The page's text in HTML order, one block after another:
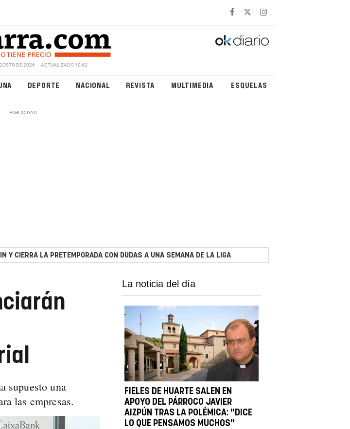
DE 2026 ACTUALIZADO 10:42
DEPORTE NACIONAL REVISTA MULTIMEDIA ESQUELAS
Y CIERRA LA PRETEMPORADA CON DUDAS A UNA SEMANA DE LA LIGA
supuesto una
las empresas.
La noticia del día
FIELES DE HUARTE SALEN EN
APOYO DEL PÁRROCO JAVIER
AIZPÚN TRAS LA POLÉMICA: "DICE
LO QUE PENSAMOS MUCHOS"